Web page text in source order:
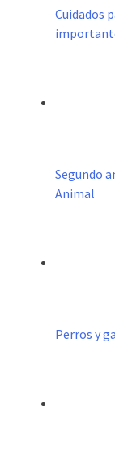
Cuidados
Segundo
Animal
Perros y